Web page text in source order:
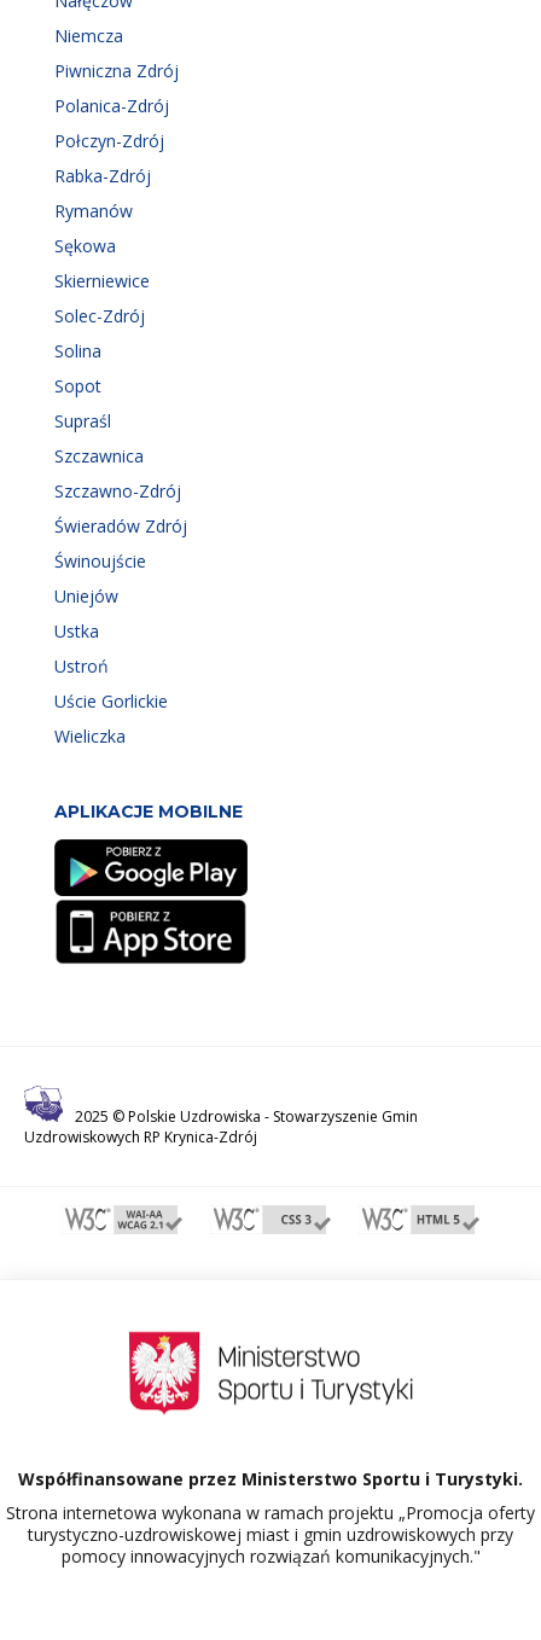
Niemcza
Piwniczna Zdrój
Polanica-Zdrój
Połczyn-Zdrój
Rabka-Zdrój
Rymanów
Sękowa
Skierniewice
Solec-Zdrój
Solina
Sopot
Supraśl
Szczawnica
Szczawno-Zdrój
Świeradów Zdrój
Świnoujście
Uniejów
Ustka
Ustroń
Uście Gorlickie
Wieliczka
APLIKACJE MOBILNE
2025 © Polskie Uzdrowiska - Stowarzyszenie Gmin
Uzdrowiskowych RP Krynica-Zdrój
Współfinansowane przez Ministerstwo Sportu i Turystyki.
Strona internetowa wykonana w ramach projektu „Promocja oferty
turystyczno-uzdrowiskowej miast i gmin uzdrowiskowych przy
pomocy innowacyjnych rozwiązań komunikacyjnych."